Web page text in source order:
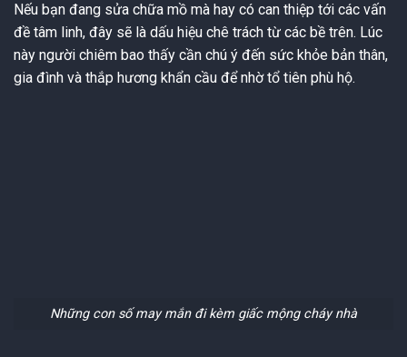
Nếu bạn đang sửa chữa mồ mà hay có can thiệp tới các vấn
đề tâm linh, đây sẽ là dấu hiệu chê trách từ các bề trên. Lúc
này người chiêm bao thấy cần chú ý đến sức khỏe bản thân,
gia đình và thắp hương khẩn cầu để nhờ tổ tiên phù hộ.
Những con số may mắn đi kèm giấc mộng cháy nhà